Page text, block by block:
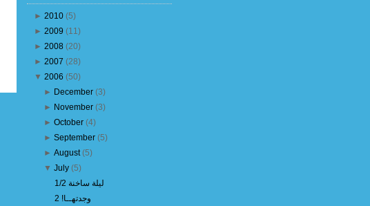
► 2010 (5)
► 2009 (11)
► 2008 (20)
► 2007 (28)
▼ 2006 (50)
► December (3)
► November (3)
►October (4)
►September (5)
►August(5)
▼July (5)
ليلة ساخنة 1/2
وجدتهــا! 2